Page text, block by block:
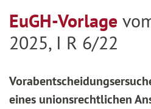
EuGH-Vorlage
2025, I R 6/22
eines unionsrechtlichen